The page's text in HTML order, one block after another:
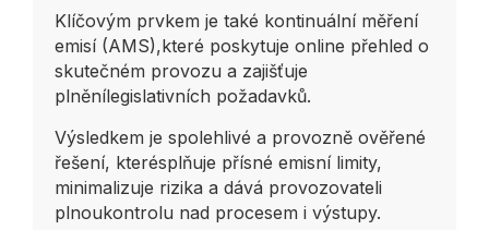
Klíčovým prvkem je také kontinuální měření
emisí (AMS),které poskytuje online přehled o
skutečném provozu a zajišťuje
plněnílegislativních požadavků.
Výsledkem je spolehlivé a provozně ověřené
řešení, kterésplňuje přísné emisní limity,
minimalizuje rizika a dává provozovateli
plnoukontrolu nad procesem i výstupy.